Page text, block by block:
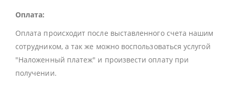
Оплата:
Оплата происходит после выставленного счета нашим
сотрудником, а так же можно воспользоваться услугой
"Наложенный платеж" и произвести оплату при
получении.